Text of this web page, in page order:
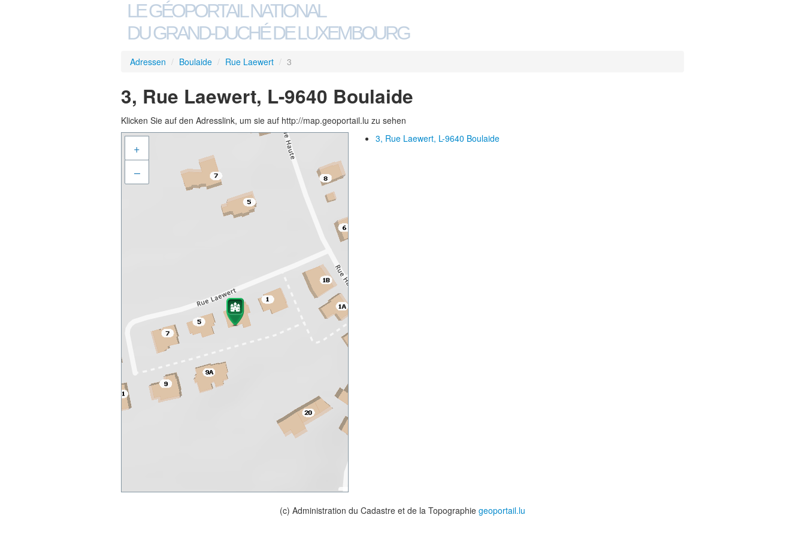
LE GÉOPORTAIL NATIONAL
DU GRAND-DUCHÉ DE LUXEMBOURG
Adressen / Boulaide / Rue Laewert / 3
3, Rue Laewert, L-9640 Boulaide
Klicken Sie auf den Adresslink, um sie auf http://map.geoportail.lu zu sehen
+
–
3, Rue Laewert, L-9640 Boulaide
(c) Administration du Cadastre et de la Topographie geoportail.lu